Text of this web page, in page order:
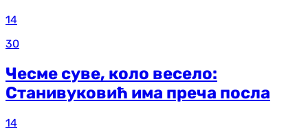
14
30
Чесме суве, коло весело:
Станивуковић има преча посла
14